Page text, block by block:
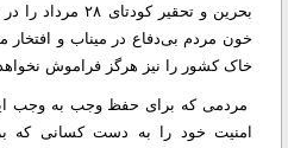
بحرین و تحقیر
خون مردم بی‌دفاع در میناب و افتخار
خاک کشور را نیز هرگز فراموش نخواهد
مردمی که برای حفظ وجب به وجب
امنیت خود را به دست کسانی که